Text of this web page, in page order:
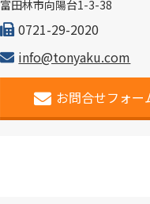
富田林市向陽台1-3-38
0721-29-2020
info@tonyaku.com
お問合せフォー